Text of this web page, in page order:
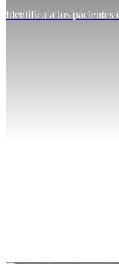
Identifica a los pacientes